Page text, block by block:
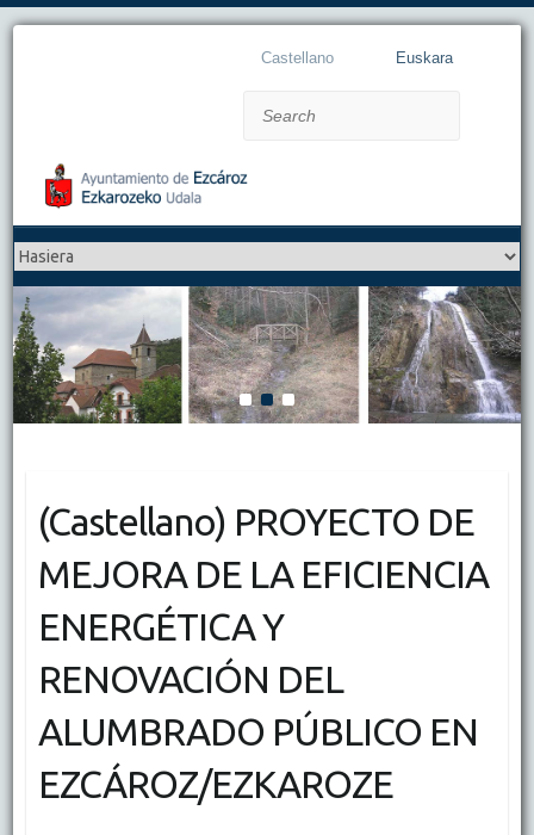
Castellano Euskara
1 2 3
(Castellano) PROYECTO DE
MEJORA DE LA EFICIENCIA
ENERGÉTICA Y
RENOVACIÓN DEL
ALUMBRADO PÚBLICO EN
EZCÁROZ/EZKAROZE